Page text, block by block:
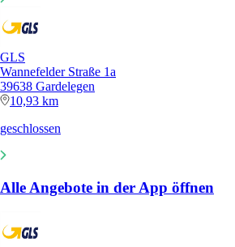
GLS
Wannefelder Straße 1a
39638 Gardelegen
10,93 km
geschlossen
Alle Angebote in der App öffnen